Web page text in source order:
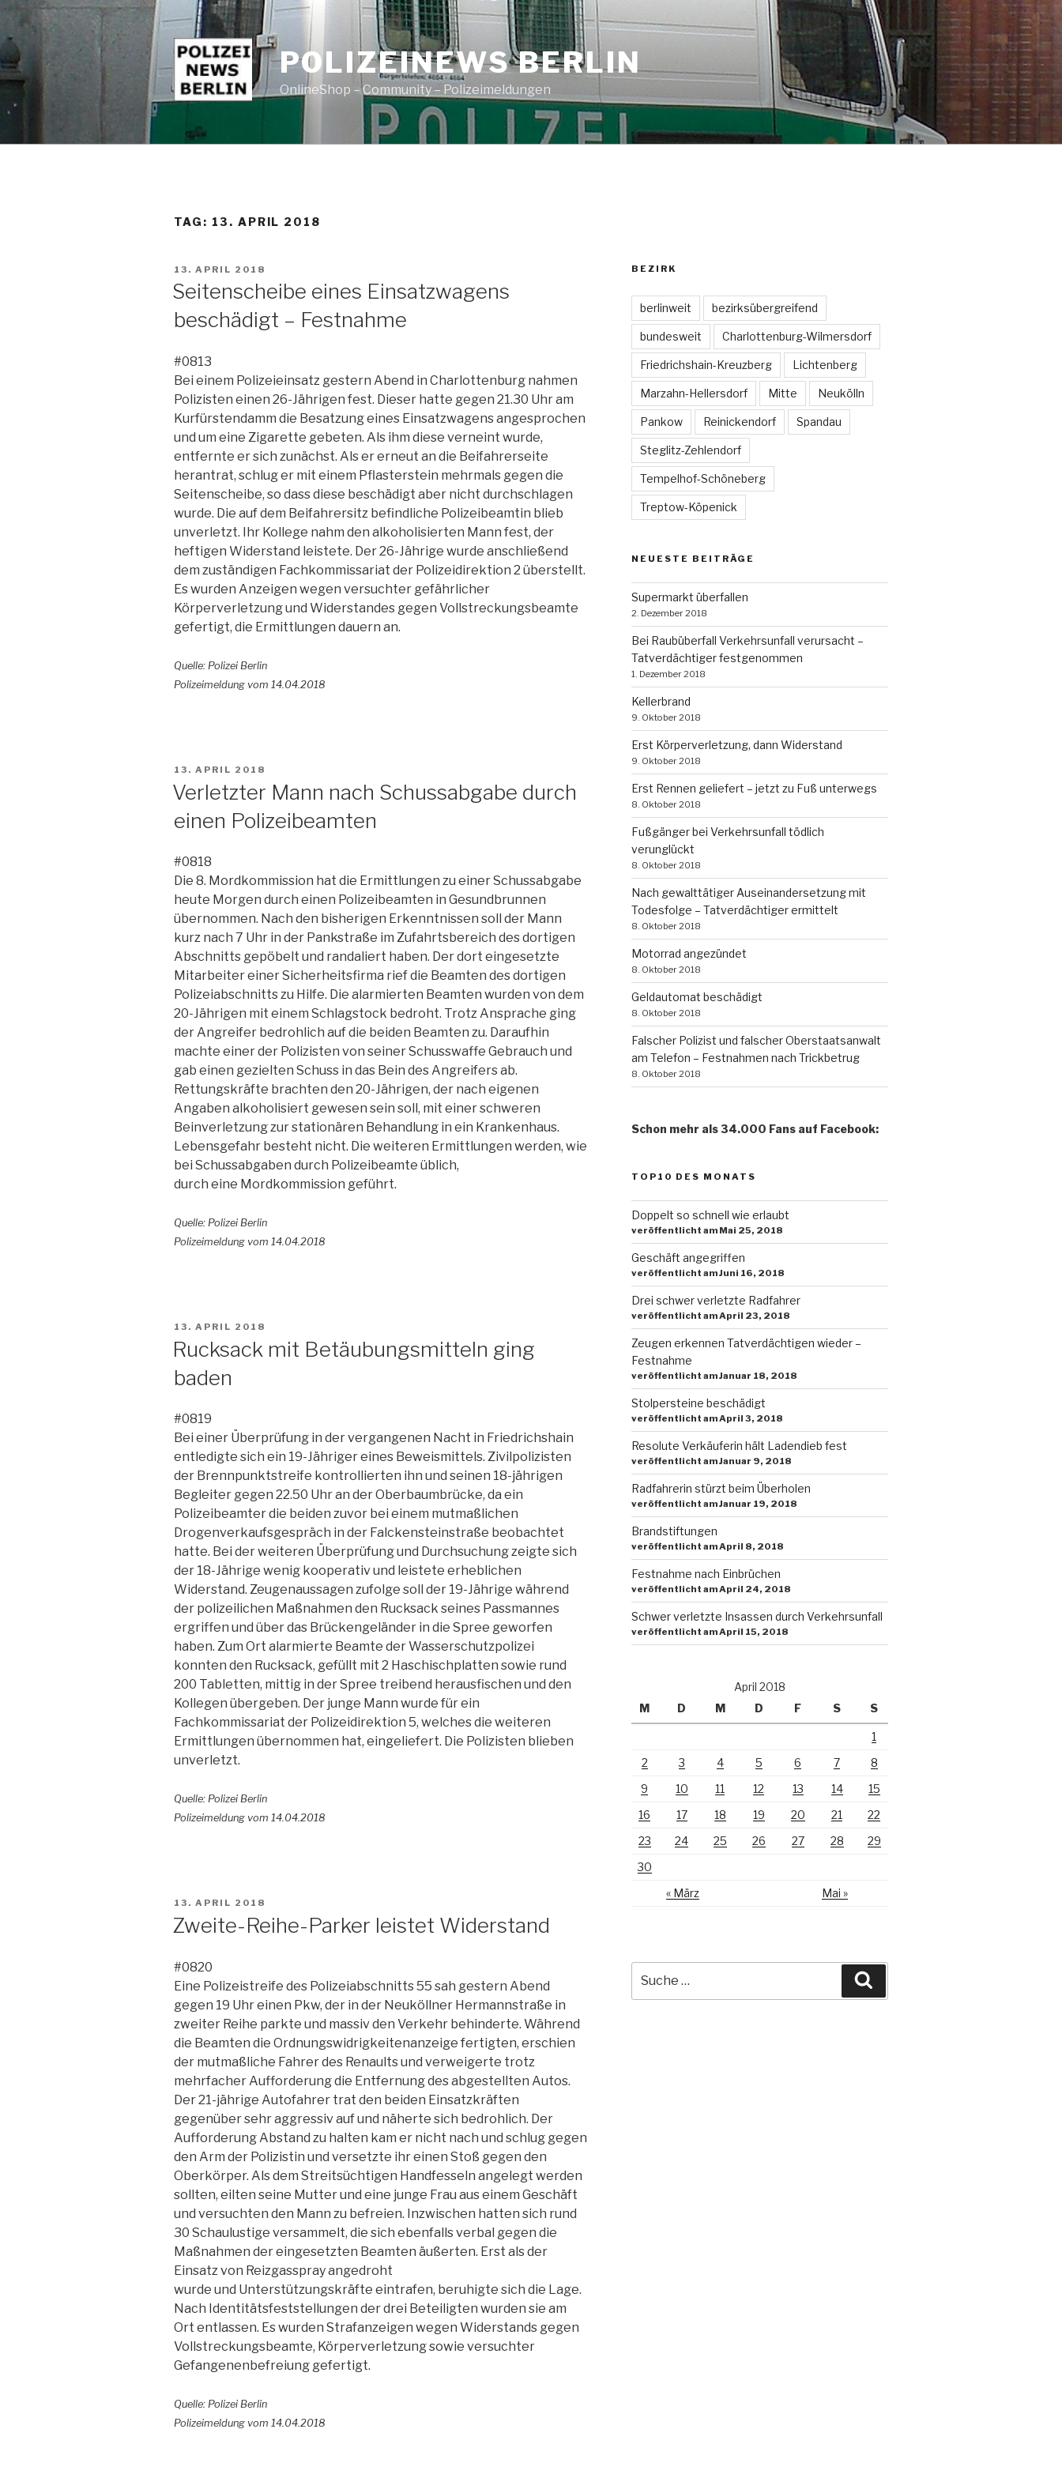
Zum
Inhalt
springen
POLIZEINEWS BERLIN
OnlineShop – Community – Polizeimeldungen
TAG: 13. APRIL 2018
VERÖFFENTLICHT
AM
13. APRIL 2018
Seitenscheibe eines Einsatzwagens
beschädigt – Festnahme
#0813
Bei einem Polizeieinsatz gestern Abend in Charlottenburg nahmen
Polizisten einen 26-Jährigen fest. Dieser hatte gegen 21.30 Uhr am
Kurfürstendamm die Besatzung eines Einsatzwagens angesprochen
und um eine Zigarette gebeten. Als ihm diese verneint wurde,
entfernte er sich zunächst. Als er erneut an die Beifahrerseite
herantrat, schlug er mit einem Pflasterstein mehrmals gegen die
Seitenscheibe, so dass diese beschädigt aber nicht durchschlagen
wurde. Die auf dem Beifahrersitz befindliche Polizeibeamtin blieb
unverletzt. Ihr Kollege nahm den alkoholisierten Mann fest, der
heftigen Widerstand leistete. Der 26-Jährige wurde anschließend
dem zuständigen Fachkommissariat der Polizeidirektion 2 überstellt.
Es wurden Anzeigen wegen versuchter gefährlicher
Körperverletzung und Widerstandes gegen Vollstreckungsbeamte
gefertigt, die Ermittlungen dauern an.
Quelle: Polizei Berlin
Polizeimeldung vom 14.04.2018
VERÖFFENTLICHT
13. APRIL 2018
Verletzter Mann nach Schussabgabe durch
einen Polizeibeamten
#0818
Die 8. Mordkommission hat die Ermittlungen zu einer Schussabgabe
heute Morgen durch einen Polizeibeamten in Gesundbrunnen
übernommen. Nach den bisherigen Erkenntnissen soll der Mann
kurz nach 7 Uhr in der Pankstraße im Zufahrtsbereich des dortigen
Abschnitts gepöbelt und randaliert haben. Der dort eingesetzte
Mitarbeiter einer Sicherheitsfirma rief die Beamten des dortigen
Polizeiabschnitts zu Hilfe. Die alarmierten Beamten wurden von dem
20-Jährigen mit einem Schlagstock bedroht. Trotz Ansprache ging
der Angreifer bedrohlich auf die beiden Beamten zu. Daraufhin
machte einer der Polizisten von seiner Schusswaffe Gebrauch und
gab einen gezielten Schuss in das Bein des Angreifers ab.
Rettungskräfte brachten den 20-Jährigen, der nach eigenen
Angaben alkoholisiert gewesen sein soll, mit einer schweren
Beinverletzung zur stationären Behandlung in ein Krankenhaus.
Lebensgefahr besteht nicht. Die weiteren Ermittlungen werden, wie
bei Schussabgaben durch Polizeibeamte üblich,
durch eine Mordkommission geführt.
Quelle: Polizei Berlin
Polizeimeldung vom 14.04.2018
VERÖFFENTLICHT
AM
13. APRIL 2018
Rucksack mit Betäubungsmitteln ging
baden
#0819
Bei einer Überprüfung in der vergangenen Nacht in Friedrichshain
entledigte sich ein 19-Jähriger eines Beweismittels. Zivilpolizisten
der Brennpunktstreife kontrollierten ihn und seinen 18-jährigen
Begleiter gegen 22.50 Uhr an der Oberbaumbrücke, da ein
Polizeibeamter die beiden zuvor bei einem mutmaßlichen
Drogenverkaufsgespräch in der Falckensteinstraße beobachtet
hatte. Bei der weiteren Überprüfung und Durchsuchung zeigte sich
der 18-Jährige wenig kooperativ und leistete erheblichen
Widerstand. Zeugenaussagen zufolge soll der 19-Jährige während
der polizeilichen Maßnahmen den Rucksack seines Passmannes
ergriffen und über das Brückengeländer in die Spree geworfen
haben. Zum Ort alarmierte Beamte der Wasserschutzpolizei
konnten den Rucksack, gefüllt mit 2 Haschischplatten sowie rund
200 Tabletten, mittig in der Spree treibend herausfischen und den
Kollegen übergeben. Der junge Mann wurde für ein
Fachkommissariat der Polizeidirektion 5, welches die weiteren
Ermittlungen übernommen hat, eingeliefert. Die Polizisten blieben
unverletzt.
Quelle: Polizei Berlin
Polizeimeldung vom 14.04.2018
VERÖFFENTLICHT
AM
13. APRIL 2018
Zweite-Reihe-Parker leistet Widerstand
#0820
Eine Polizeistreife des Polizeiabschnitts 55 sah gestern Abend
gegen 19 Uhr einen Pkw, der in der Neuköllner Hermannstraße in
zweiter Reihe parkte und massiv den Verkehr behinderte. Während
die Beamten die Ordnungswidrigkeitenanzeige fertigten, erschien
der mutmaßliche Fahrer des Renaults und verweigerte trotz
mehrfacher Aufforderung die Entfernung des abgestellten Autos.
Der 21-jährige Autofahrer trat den beiden Einsatzkräften
gegenüber sehr aggressiv auf und näherte sich bedrohlich. Der
Aufforderung Abstand zu halten kam er nicht nach und schlug gegen
den Arm der Polizistin und versetzte ihr einen Stoß gegen den
Oberkörper. Als dem Streitsüchtigen Handfesseln angelegt werden
sollten, eilten seine Mutter und eine junge Frau aus einem Geschäft
und versuchten den Mann zu befreien. Inzwischen hatten sich rund
30 Schaulustige versammelt, die sich ebenfalls verbal gegen die
Maßnahmen der eingesetzten Beamten äußerten. Erst als der
Einsatz von Reizgasspray angedroht
wurde und Unterstützungskräfte eintrafen, beruhigte sich die Lage.
Nach Identitätsfeststellungen der drei Beteiligten wurden sie am
Ort entlassen. Es wurden Strafanzeigen wegen Widerstands gegen
Vollstreckungsbeamte, Körperverletzung sowie versuchter
Gefangenenbefreiung gefertigt.
Quelle: Polizei Berlin
Polizeimeldung vom 14.04.2018
BEZIRK
berlinweit bezirksübergreifend
bundesweit Charlottenburg-Wilmersdorf
Friedrichshain-Kreuzberg Lichtenberg
Marzahn-Hellersdorf Mitte Neukölln
Pankow Reinickendorf Spandau
Steglitz-Zehlendorf
Tempelhof-Schöneberg
Treptow-Köpenick
NEUESTE BEITRÄGE
Supermarkt überfallen
2. Dezember 2018
Bei Raubüberfall Verkehrsunfall verursacht –
Tatverdächtiger festgenommen
1. Dezember 2018
Kellerbrand
9. Oktober 2018
Erst Körperverletzung, dann Widerstand
9. Oktober 2018
Erst Rennen geliefert – jetzt zu Fuß unterwegs
8. Oktober 2018
Fußgänger bei Verkehrsunfall tödlich
verunglückt
8. Oktober 2018
Nach gewalttätiger Auseinandersetzung mit
Todesfolge – Tatverdächtiger ermittelt
8. Oktober 2018
Motorrad angezündet
8. Oktober 2018
Geldautomat beschädigt
8. Oktober 2018
Falscher Polizist und falscher Oberstaatsanwalt
am Telefon – Festnahmen nach Trickbetrug
8. Oktober 2018
Schon mehr als 34.000 Fans auf Facebook:
TOP10 DES MONATS
Doppelt so schnell wie erlaubt
veröffentlicht am Mai 25, 2018
Geschäft angegriffen
veröffentlicht am Juni 16, 2018
Drei schwer verletzte Radfahrer
veröffentlicht am April 23, 2018
Zeugen erkennen Tatverdächtigen wieder –
Festnahme
veröffentlicht am Januar 18, 2018
Stolpersteine beschädigt
veröffentlicht am April 3, 2018
Resolute Verkäuferin hält Ladendieb fest
veröffentlicht am Januar 9, 2018
Radfahrerin stürzt beim Überholen
veröffentlicht am Januar 19, 2018
Brandstiftungen
veröffentlicht am April 8, 2018
Festnahme nach Einbrüchen
veröffentlicht am April 24, 2018
Schwer verletzte Insassen durch Verkehrsunfall
veröffentlicht am April 15, 2018
April 2018
M
D M D F S S
« März Mai »
1
2
3 4 5 6 7
8
9
10 11 12 13 14
15
16
17 18 19 20 21
22
23
24 25 26 27 28
29
30
nach: